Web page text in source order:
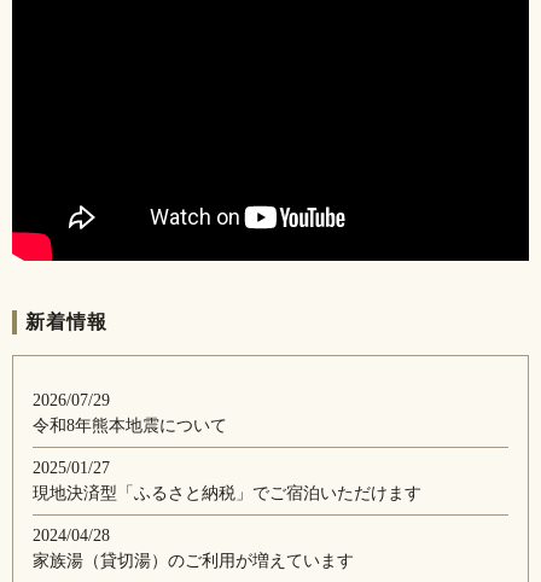
新着情報
2026/07/29
令和8年熊本地震について
2025/01/27
現地決済型「ふるさと納税」でご宿泊いただけます
2024/04/28
家族湯（貸切湯）のご利用が増えています